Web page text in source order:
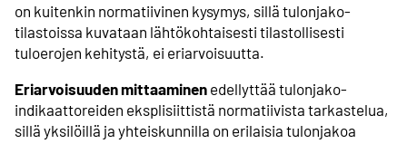
on kuitenkin normatiivinen kysymys, sillä tulonjako­
tilastoissa kuvataan lähtökohtaisesti tilastollisesti
tuloerojen kehitystä, ei eriarvoisuutta.
Eriarvoisuuden mittaaminen edellyttää tulonjako­
indikaattoreiden eksplisiittistä normatiivista tarkastelua,
sillä yksilöillä ja yhteiskunnilla on erilaisia tulonjakoa